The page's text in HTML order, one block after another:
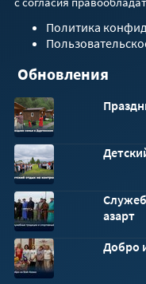
Политика
Обновления
азарт
Добро